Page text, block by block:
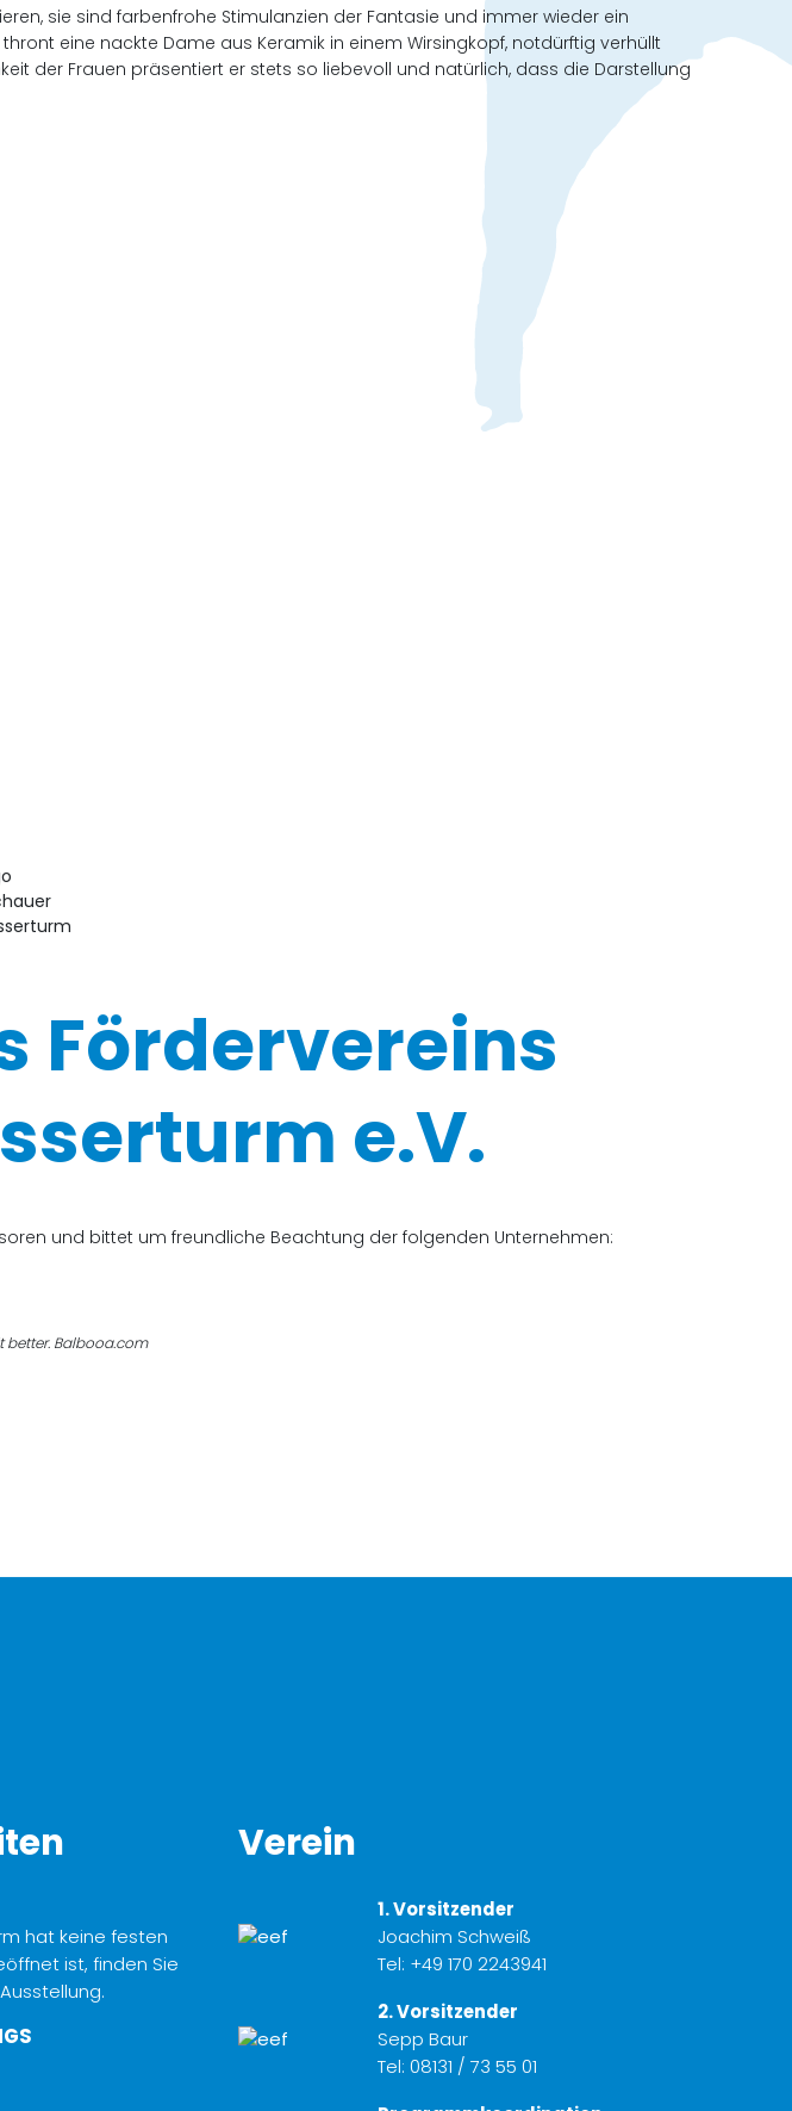
sie sind farbenfrohe Stimulanzien der Fantasie und immer wieder ein
eine nackte Dame aus Keramik in einem Wirsingkopf, notdürftig verhüllt
der Frauen präsentiert er stets so liebevoll und natürlich, dass die Darstellung
Fördervereins
e.V.
und bittet um freundliche Beachtung der folgenden Unternehmen:
better. Balbooa.com
hat keine festen
ist, finden Sie
Verein
1. Vorsitzender
Joachim Schweiß
Tel: +49 170 2243941
2. Vorsitzender
Sepp Baur
Tel: 08131 / 73 55 01